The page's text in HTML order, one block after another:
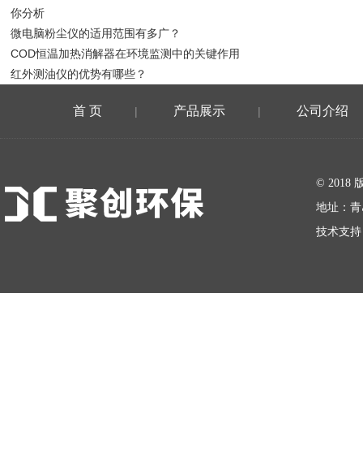
你分析
微电脑粉尘仪的适用范围有多广？
COD恒温加热消解器在环境监测中的关键作用
红外测油仪的优势有哪些？
首 页 | 产品展示 | 公司介绍
© 2018
地址：
技术支